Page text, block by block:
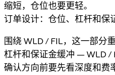
缩短，仓位也要更轻。
订单设计：仓位、杠杆和保
围绕 WLD / FIL，这一部分
杠杆和保证金缓冲 — WLD /
确认方向前要先看深度和费